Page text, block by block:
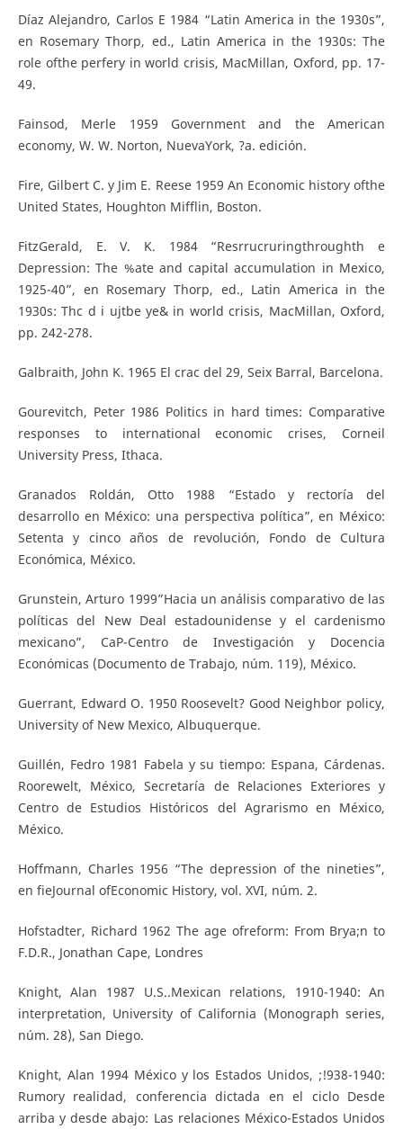
Díaz Alejandro, Carlos E 1984 “Latin America in the 1930s”,
en Rosemary Thorp, ed., Latin America in the 1930s: The
role ofthe perfery in world crisis, MacMillan, Oxford, pp. 17-
49.
Fainsod, Merle 1959 Government and the American
economy, W. W. Norton, NuevaYork, ?a. edición.
Fire, Gilbert C. y Jim E. Reese 1959 An Economic history ofthe
United States, Houghton Mifflin, Boston.
FitzGerald, E. V. K. 1984 “Resrrucruringthroughth e
Depression: The %ate and capital accumulation in Mexico,
1925-40”, en Rosemary Thorp, ed., Latin America in the
1930s: Thc d i ujtbe ye& in world crisis, MacMillan, Oxford,
pp. 242-278.
Galbraith, John K. 1965 El crac del 29, Seix Barral, Barcelona.
Gourevitch, Peter 1986 Politics in hard times: Comparative
responses to international economic crises, Corneil
University Press, Ithaca.
Granados Roldán, Otto 1988 “Estado y rectoría del
desarrollo en México: una perspectiva política”, en México:
Setenta y cinco años de revolución, Fondo de Cultura
Económica, México.
Grunstein, Arturo 1999”Hacia un análisis comparativo de las
políticas del New Deal estadounidense y el cardenismo
mexicano”, CaP-Centro de Investigación y Docencia
Económicas (Documento de Trabajo, núm. 119), México.
Guerrant, Edward O. 1950 Roosevelt? Good Neighbor policy,
University of New Mexico, Albuquerque.
Guillén, Fedro 1981 Fabela y su tiempo: Espana, Cárdenas.
Roorewelt, México, Secretaría de Relaciones Exteriores y
Centro de Estudios Históricos del Agrarismo en México,
México.
Hoffmann, Charles 1956 “The depression of the nineties”,
en fieJournal ofEconomic History, vol. XVI, núm. 2.
Hofstadter, Richard 1962 The age ofreform: From Brya;n to
F.D.R., Jonathan Cape, Londres
Knight, Alan 1987 U.S..Mexican relations, 1910-1940: An
interpretation, University of California (Monograph series,
núm. 28), San Diego.
Knight, Alan 1994 México y los Estados Unidos, ;!938-1940:
Rumory realidad, conferencia dictada en el ciclo Desde
arriba y desde abajo: Las relaciones México-Estados Unidos